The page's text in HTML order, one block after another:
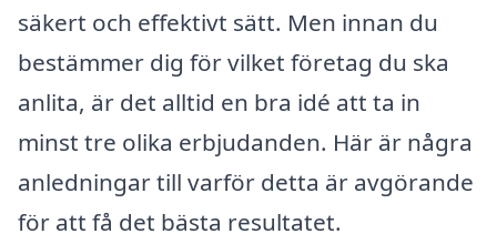
säkert och effektivt sätt. Men innan du
bestämmer dig för vilket företag du ska
anlita, är det alltid en bra idé att ta in
minst tre olika erbjudanden. Här är några
anledningar till varför detta är avgörande
för att få det bästa resultatet.